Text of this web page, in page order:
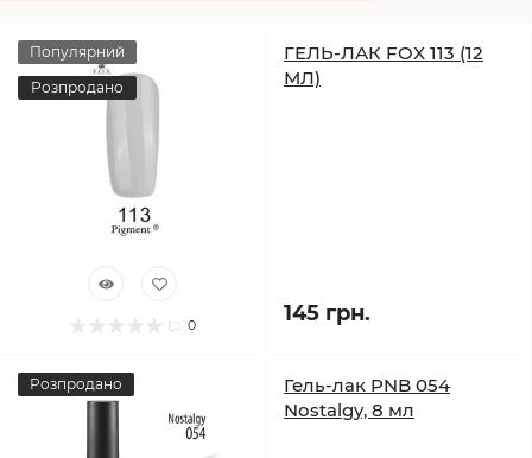
Популярний
Розпродано
0
ГЕЛЬ-ЛАК FOX 113 (12
МЛ)
145 грн.
Розпродано
Гель-лак PNB 054
Nostalgy, 8 мл